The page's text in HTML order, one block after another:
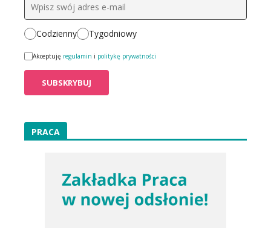
Codzienny Tygodniowy
Akceptuję regulamin i politykę prywatności
PRACA